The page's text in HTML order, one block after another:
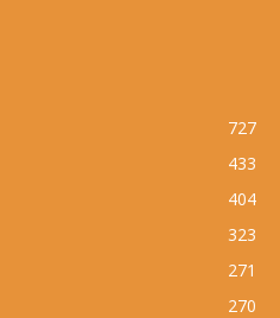
727
433
404
323
271
270